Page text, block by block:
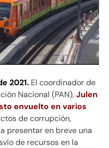
2021. El coordinador de
Nacional (PAN),Julen
envuelto en varios
de corrupción,
presentar en breve una
de recursos en la